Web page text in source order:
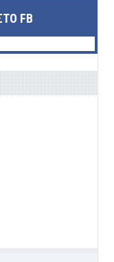
FB